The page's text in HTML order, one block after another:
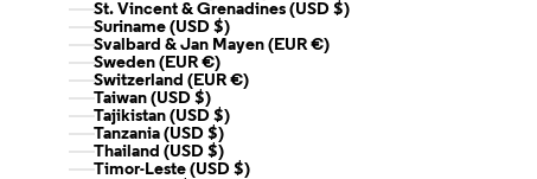
St. Vincent & Grenadines (USD $)
Suriname (USD $)
Svalbard & Jan Mayen (EUR €)
Sweden (EUR €)
Switzerland (EUR €)
Taiwan (USD $)
Tajikistan (USD $)
Tanzania (USD $)
Thailand (USD $)
Timor-Leste (USD $)